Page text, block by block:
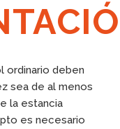
ordinario deben
sea de al menos
la estancia
es necesario